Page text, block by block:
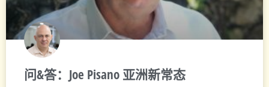
问&答：Joe Pisano 亚洲新常态